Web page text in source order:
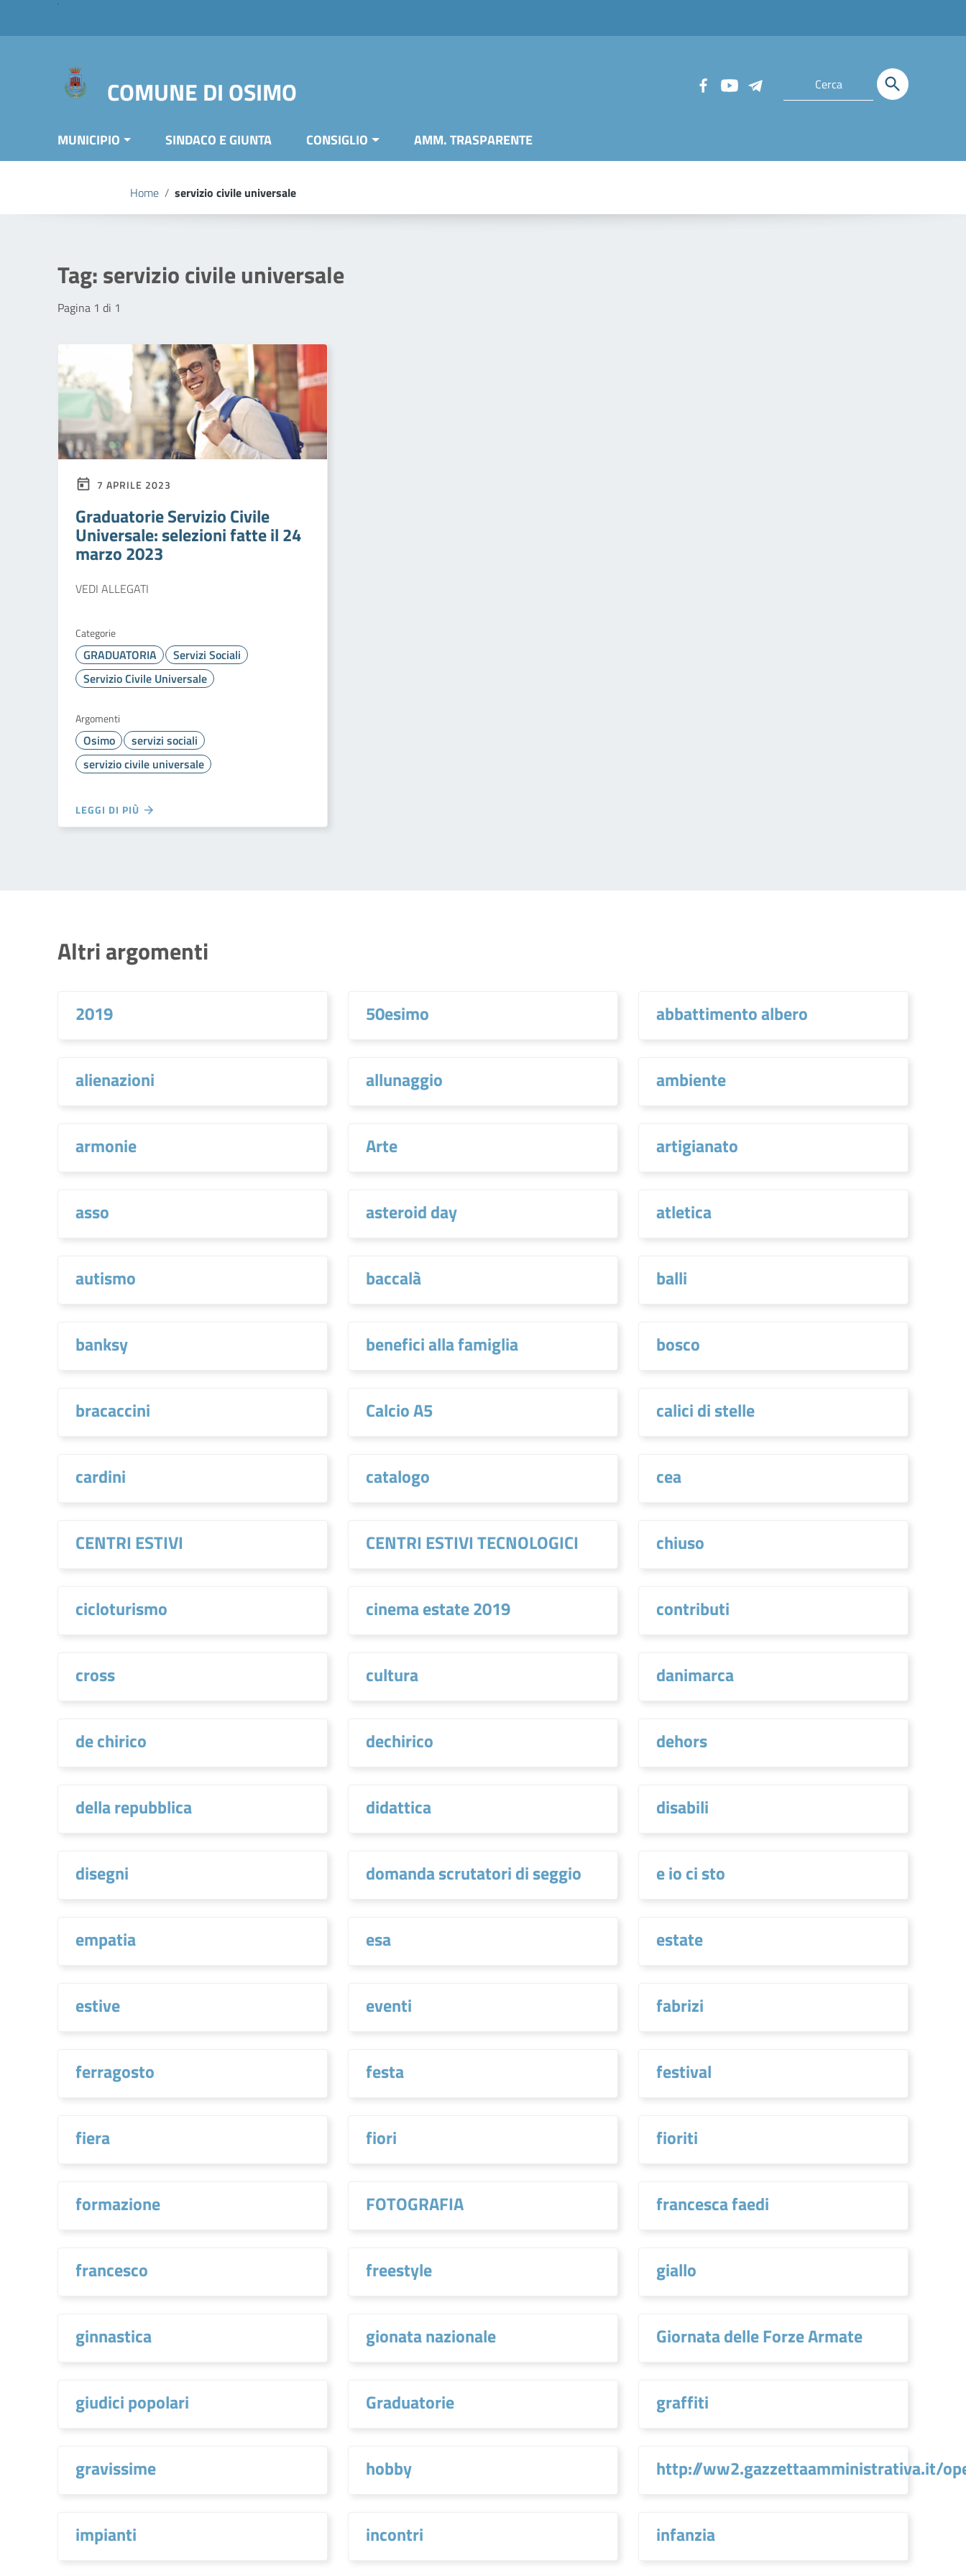
Vai ai contenuti
COMUNE DI OSIMO
MUNICIPIO SINDACO E GIUNTA CONSIGLIO AMM. TRASPARENTE
Home / servizio civile universale
Tag:servizio civile universale
Pagina 1 di 1
7 APRILE 2023
Graduatorie Servizio Civile
Universale: selezioni fatte il 24
marzo 2023
VEDI ALLEGATI
Categorie
GRADUATORIA
Servizi Sociali
Servizio Civile Universale
Argomenti
Osimo
servizi sociali
servizio civile universale
LEGGI DI PIÙ
Altri argomenti
2019 50esimo abbattimento albero
alienazioni allunaggio ambiente
armonie Arte artigianato
asso asteroid day atletica
autismo baccalà balli
banksy benefici alla famiglia bosco
bracaccini Calcio A5 calici di stelle
cardini catalogo cea
CENTRI ESTIVI CENTRI ESTIVI TECNOLOGICI chiuso
cicloturismo cinema estate 2019 contributi
cross cultura danimarca
de chirico dechirico dehors
della repubblica didattica disabili
disegni domanda scrutatori di seggio e io ci sto
empatia esa estate
estive eventi fabrizi
ferragosto festa festival
fiera fiori fioriti
formazione FOTOGRAFIA francesca faedi
francesco freestyle giallo
ginnastica gionata nazionale Giornata delle Forze Armate
giudici popolari Graduatorie graffiti
gravissime hobby http://ww2.gazzettaamministrativa.it/
impianti incontri infanzia